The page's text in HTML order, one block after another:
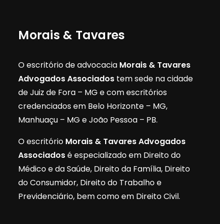
Morais & Tavares
O escritório de advocacia Morais & Tavares
Advogados Associados tem sede na cidade
de Juiz de Fora – MG e com escritórios
credenciados em Belo Horizonte – MG,
Manhuaçu – MG e João Pessoa – PB.
O escritório Morais & Tavares Advogados
Associadosé especializado em Direito do
Médico e da Saúde, Direito da Família, Direito
do Consumidor, Direito do Trabalho e
Previdenciário, bem como em Direito Civil.